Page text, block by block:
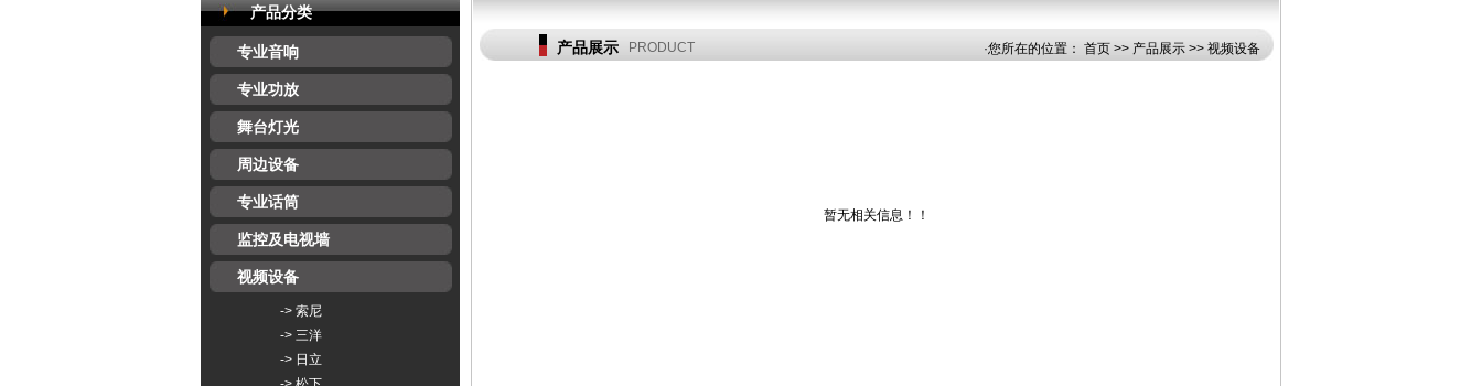
产品分类
专业音响
专业功放
舞台灯光
周边设备
专业话筒
监控及电视墙
视频设备
-> 索尼
-> 三洋
-> 日立
产品展示 PRODUCT ·您所在的位置： 首页>> 产品展示>> 视频设备
暂无相关信息！！